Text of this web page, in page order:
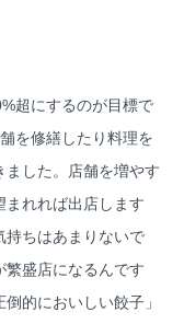
超にするのが目標で
を修繕したり料理を
ました。店舗を増やす
まれれば出店します
持ちはあまりないで
盛店になるんです
的においしい餃子」